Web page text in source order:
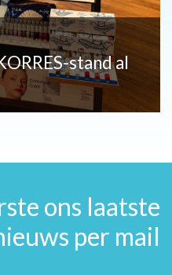
stand al
ons laatste
per mail